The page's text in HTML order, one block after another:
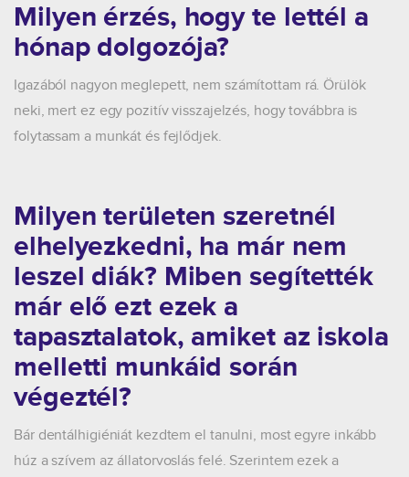
Milyen érzés, hogy te lettél a
hónap dolgozója?
Igazából nagyon meglepett, nem számítottam rá. Örülök
neki, mert ez egy pozitív visszajelzés, hogy továbbra is
folytassam a munkát és fejlődjek.
Milyen területen szeretnél
elhelyezkedni, ha már nem
leszel diák? Miben segítették
már elő ezt ezek a
tapasztalatok, amiket az iskola
melletti munkáid során
végeztél?
Bár dentálhigiéniát kezdtem el tanulni, most egyre inkább
húz a szívem az állatorvoslás felé. Szerintem ezek a